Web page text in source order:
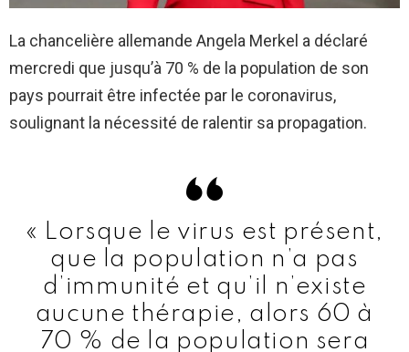
La chancelière allemande Angela Merkel a déclaré
mercredi que jusqu’à 70 % de la population de son
pays pourrait être infectée par le coronavirus,
soulignant la nécessité de ralentir sa propagation.
« Lorsque le virus est présent,
que la population n’a pas
d’immunité et qu’il n’existe
aucune thérapie, alors 60 à
70 % de la population sera